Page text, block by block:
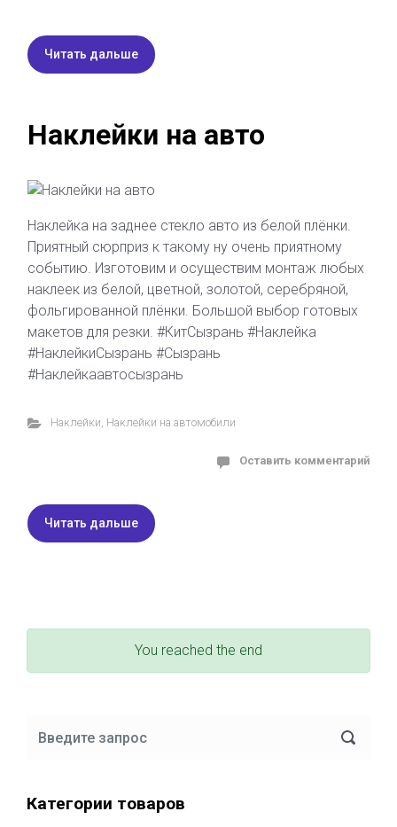
Читать дальше
Наклейки на авто
Наклейка на заднее стекло авто из белой плёнки.
Приятный сюрприз к такому ну очень приятному
событию. Изготовим и осуществим монтаж любых
наклеек из белой, цветной, золотой, серебряной,
фольгированной плёнки. Большой выбор готовых
макетов для резки. #КитСызрань #Наклейка
#НаклейкиСызрань #Сызрань
#Наклейкаавтосызрань
Наклейки, Наклейки на автомобили
Оставить комментарий
Читать дальше
You reached the end
Категории товаров